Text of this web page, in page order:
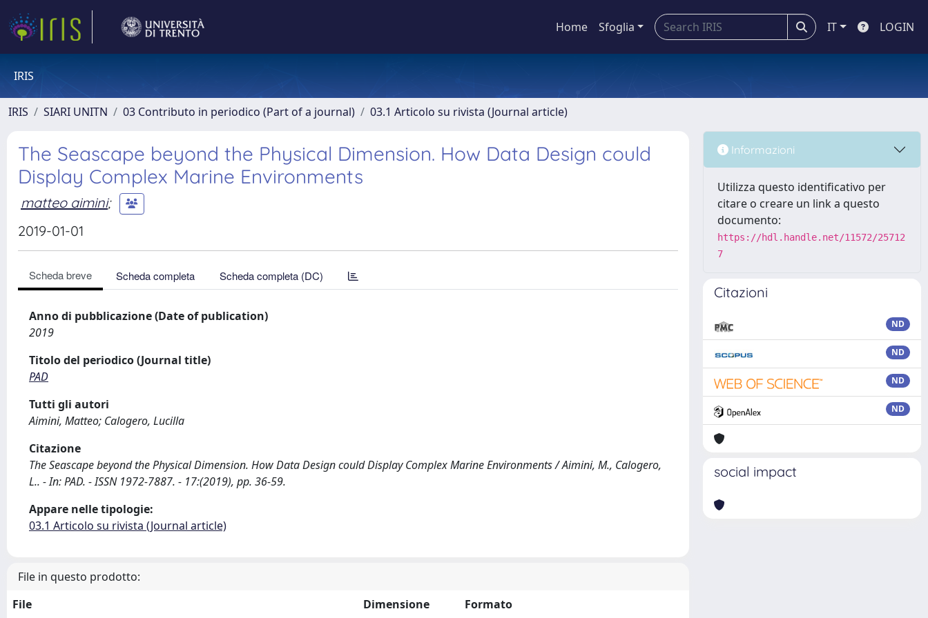
Home Sfoglia IT LOGIN
IRIS
IRIS SIARI UNITN 03 Contributo in periodico (Part of a journal) 03.1 Articolo su rivista (Journal article)
The Seascape beyond the Physical Dimension. How Data Design could
Display Complex Marine Environments
matteo aimini;
2019-01-01
Scheda breve Scheda completa Scheda completa (DC)
Anno di pubblicazione (Date of publication)
2019
Titolo del periodico (Journal title)
PAD
Tutti gli autori
Aimini, Matteo; Calogero, Lucilla
Citazione
The Seascape beyond the Physical Dimension. How Data Design could Display Complex Marine Environments / Aimini, M., Calogero,
L.. - In: PAD. - ISSN 1972-7887. - 17:(2019), pp. 36-59.
Appare nelle tipologie:
03.1 Articolo su rivista (Journal article)
File in questo prodotto:
File
Dimensione Formato
Informazioni
Utilizza questo identificativo per
citare o creare un link a questo
documento:
https://hdl.handle.net/11572/25712
7
Citazioni
ND
ND
ND
ND
social impact